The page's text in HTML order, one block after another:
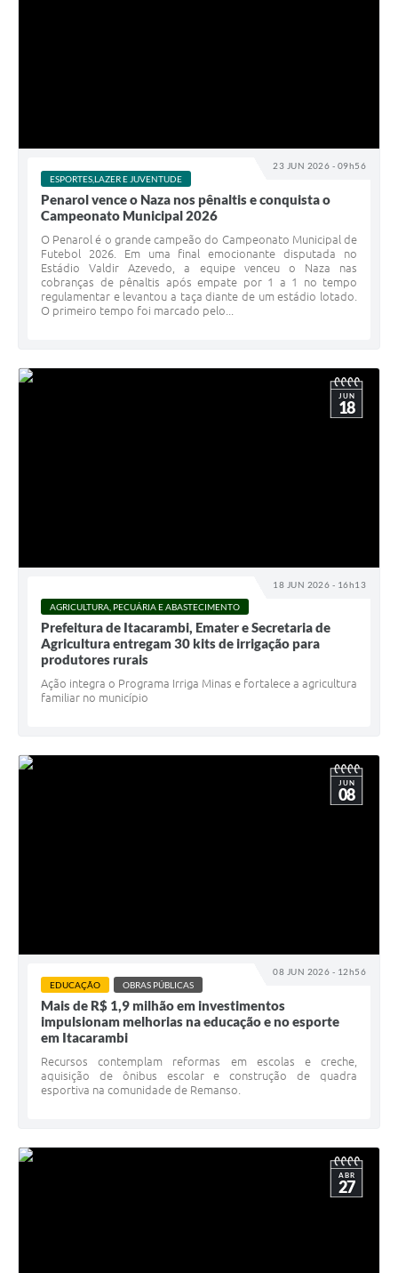
23 JUN 2026 - 09h56
ESPORTES,LAZER E JUVENTUDE
Penarol vence o Naza nos pênaltis e conquista o
Campeonato Municipal 2026
O Penarol é o grande campeão do Campeonato Municipal de
Futebol 2026. Em uma final emocionante disputada no
Estádio Valdir Azevedo, a equipe venceu o Naza nas
cobranças de pênaltis após empate por 1 a 1 no tempo
regulamentar e levantou a taça diante de um estádio lotado.
O primeiro tempo foi marcado pelo...
18 JUN 2026 - 16h13
JUN
18
AGRICULTURA, PECUÁRIA E ABASTECIMENTO
Prefeitura de Itacarambi, Emater e Secretaria de
Agricultura entregam 30 kits de irrigação para
produtores rurais
Ação integra o Programa Irriga Minas e fortalece a agricultura
familiar no município
08 JUN 2026 - 12h56
JUN
08
EDUCAÇÃO OBRAS PÚBLICAS
Mais de R$ 1,9 milhão em investimentos
impulsionam melhorias na educação e no esporte
em Itacarambi
Recursos contemplam reformas em escolas e creche,
aquisição de ônibus escolar e construção de quadra
esportiva na comunidade de Remanso.
ABR
27